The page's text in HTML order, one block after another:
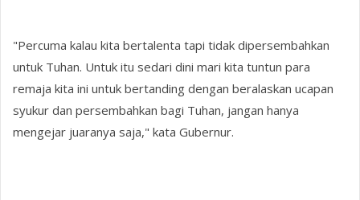
"Percuma kalau kita bertalenta tapi tidak dipersembahkan
untuk Tuhan. Untuk itu sedari dini mari kita tuntun para
remaja kita ini untuk bertanding dengan beralaskan ucapan
syukur dan persembahkan bagi Tuhan, jangan hanya
mengejar juaranya saja," kata Gubernur.